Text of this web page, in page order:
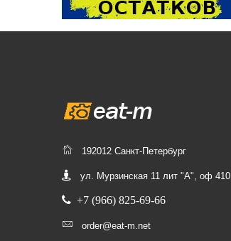
192012 Санкт-Петербург
ул. Мурзинская 11 лит "А", оф 410
+7 (966) 825-69-66
order@eat-m.net